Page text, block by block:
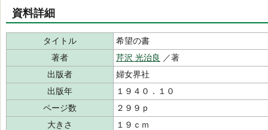
資料詳細
タイトル
希望の書
著者
芹沢 光治良 ／著
出版者
婦女界社
出版年
１９４０．１０
ページ数
２９９ｐ
大きさ
１９ｃｍ